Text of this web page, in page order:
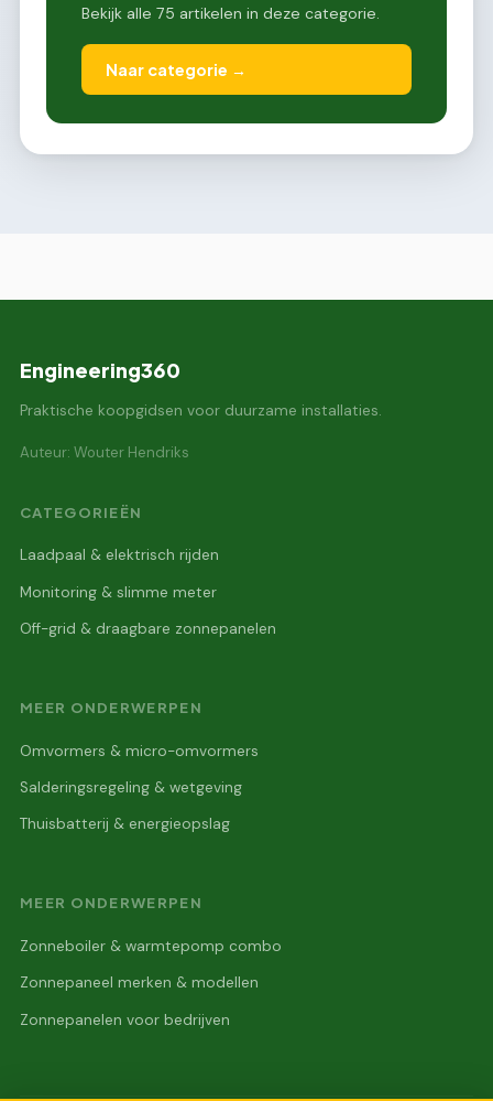
Bekijk alle 75 artikelen in deze categorie.
Naar categorie →
Engineering360
Praktische koopgidsen voor duurzame installaties.
Auteur: Wouter Hendriks
CATEGORIEËN
Laadpaal & elektrisch rijden
Monitoring & slimme meter
Off-grid & draagbare zonnepanelen
MEER ONDERWERPEN
Omvormers & micro-omvormers
Salderingsregeling & wetgeving
Thuisbatterij & energieopslag
MEER ONDERWERPEN
Zonneboiler & warmtepomp combo
Zonnepaneel merken & modellen
Zonnepanelen voor bedrijven